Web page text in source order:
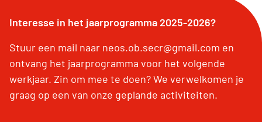
Interesse in het jaarprogramma 2025-2026?
Stuur een mail naar neos.ob.secr@gmail.com en
ontvang het jaarprogramma voor het volgende
werkjaar. Zin om mee te doen? We verwelkomen je
graag op een van onze geplande activiteiten.